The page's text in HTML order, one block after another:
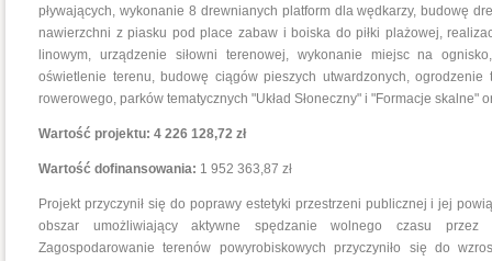
pływających, wykonanie 8 drewnianych platform dla wędkarzy, budowę
nawierzchni z piasku pod place zabaw i boiska do piłki plażowej,
linowym, urządzenie siłowni terenowej, wykonanie miejsc na
oświetlenie terenu, budowę ciągów pieszych utwardzonych, ogrodzenie
rowerowego, parków tematycznych "Układ Słoneczny" i "Formacje skalne"
Wartość projektu: 4 226 128,72 zł
Wartość dofinansowania: 1 952 363,87 zł
Projekt przyczynił się do poprawy estetyki przestrzeni publicznej i jej
obszar umożliwiający aktywne spędzanie wolnego czasu przez
Zagospodarowanie terenów powyrobiskowych przyczyniło się do